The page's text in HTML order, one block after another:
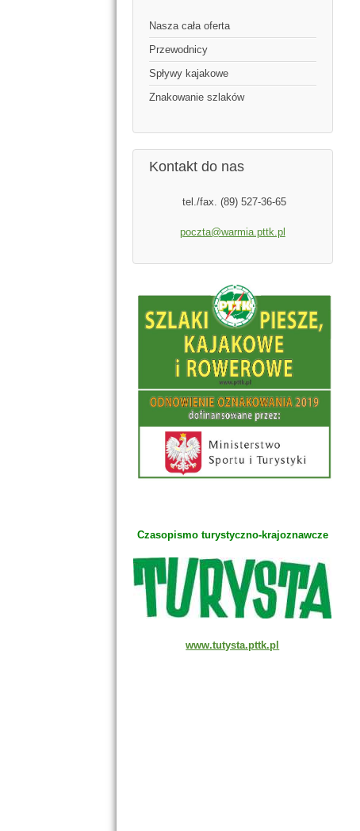
Nasza cała oferta
Przewodnicy
Spływy kajakowe
Znakowanie szlaków
Kontakt do nas
tel./fax. (89) 527-36-65
poczta@warmia.pttk.pl
Czasopismo turystyczno-krajoznawcze
www.tutysta.pttk.pl